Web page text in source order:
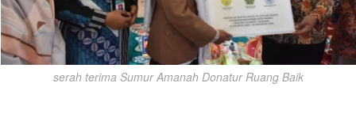
serah terima Sumur Amanah Donatur Ruang Baik